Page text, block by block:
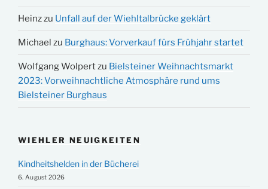
Heinzzu Unfall auf der Wiehltalbrücke geklärt
Michael zu Burghaus: Vorverkauf fürs Frühjahr startet
Wolfgang Wolpertzu Bielsteiner Weihnachtsmarkt
2023: Vorweihnachtliche Atmosphäre rund ums
Bielsteiner Burghaus
WIEHLER NEUIGKEITEN
Kindheitshelden in der Bücherei
6. August 2026